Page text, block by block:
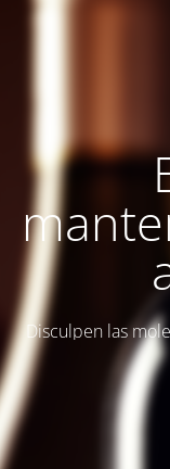
Disculpen las